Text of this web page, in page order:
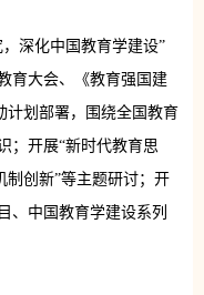
深化中国教育学建设”
育大会、《教育强国建
计划部署，围绕全国教育
；开展“新时代教育思
制创新”等主题研讨；开
、中国教育学建设系列